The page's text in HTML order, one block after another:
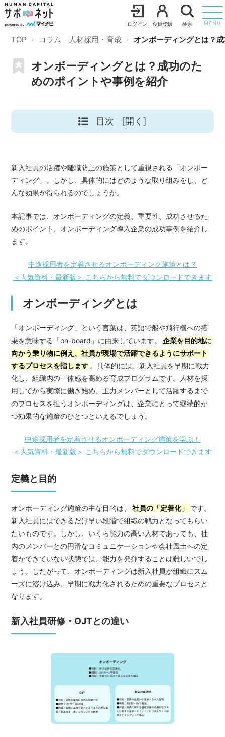
ログイン 会員登録 検索 MENU
TOP コラム 人材採用・育成 オンボーディングとは？
オンボーディングとは？成功のた
めのポイントや事例を紹介
目次 [開く]
新入社員の活躍や離職防止の施策として重視される「オンボー
ディング」。しかし、具体的にはどのような取り組みをし、ど
んな効果が得られるのでしょうか。
本記事では、オンボーディングの定義、重要性、成功させるた
めのポイント、オンボーディング導入企業の成功事例を紹介し
ます。
中途採用者を定着させるオンボーディング施策とは？
＜人気資料・最新版＞ こちらから無料でダウンロードできます
オンボーディングとは
「オンボーディング」という言葉は、英語で船や飛行機への搭
乗を意味する「on-board」に由来しています。
企業を目的地に
向かう乗り物に例え、社員が現場で活躍できるようにサポート
するプロセスを指します 。具体的には、新入社員を早期に戦力
化し、組織内の一体感を高める育成プログラムです。人材を採
用してから実際に働き始め、主力メンバーとして活躍するまで
のプロセスを担うオンボーディングは、企業にとって継続的か
つ効果的な施策のひとつといえるでしょう。
中途採用者を定着させるオンボーディング施策を学ぶ！
＜人気資料・最新版＞ こちらから無料でダウンロードできます
定義と目的
オンボーディング施策の主な目的は、 社員の「定着化」
です。
新入社員にはできるだけ早い段階で組織の戦力となってもらい
たいものです。しかし、いくら能力の高い人材であっても、社
内のメンバーとの円滑なコミュニケーションや会社風土への定
着ができていない状態では、能力を発揮することは難しいでし
ょう。したがって、オンボーディングは新入社員が組織にスム
ーズに溶け込み、早期に戦力化されるための重要なプロセスと
なります。
新入社員研修・OJTとの違い